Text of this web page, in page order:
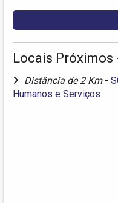
Locais Próximos
Distância de 2 Km -
Humanos e Serviços